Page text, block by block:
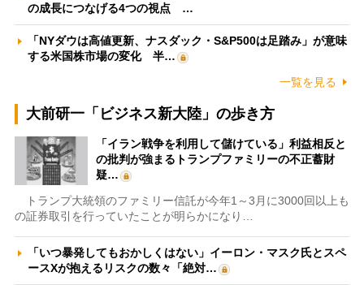
の成長につなげる4つの視点 …
「NYダウは高値更新、ナスダック・S&P500は足踏み」が意味
する米国株市場の変化 半…
一覧を見る
大前研一「ビジネス新大陸」の歩き方
「イラン戦争を利用して儲けている」利益相反と
の批判が強まるトランプファミリーの不正蓄財
疑…
トランプ大統領のファミリー信託が今年1～3月に3000回以上も
の証券取引を行っていたことが明らかになり…
「いつ暴発してもおかしくはない」イーロン・マスク氏とスペ
ースXが抱えるリスクの数々「絶対…